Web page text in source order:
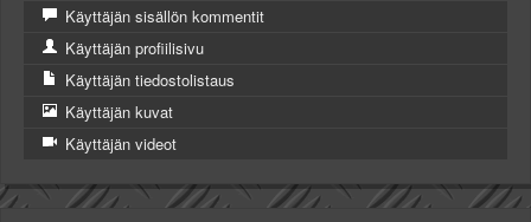
Käyttäjän sisällön kommentit
Käyttäjän profiilisivu
Käyttäjän tiedostolistaus
Käyttäjän kuvat
Käyttäjän videot